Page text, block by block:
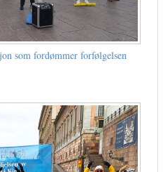
som fordømmer forfølgelsen